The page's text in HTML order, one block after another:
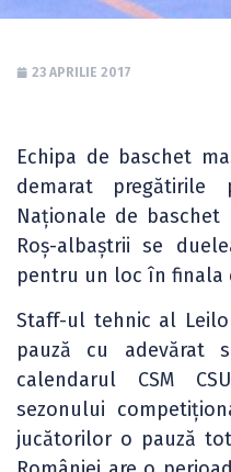
23 APRILIE 2017
Echipa de baschet
demarat pregătirile
Naționale de baschet
Roș-albaștrii se
pentru un loc în finala
Staff-ul tehnic al
pauză cu adevărat
calendarul CSM
sezonului
jucătorilor o pauză